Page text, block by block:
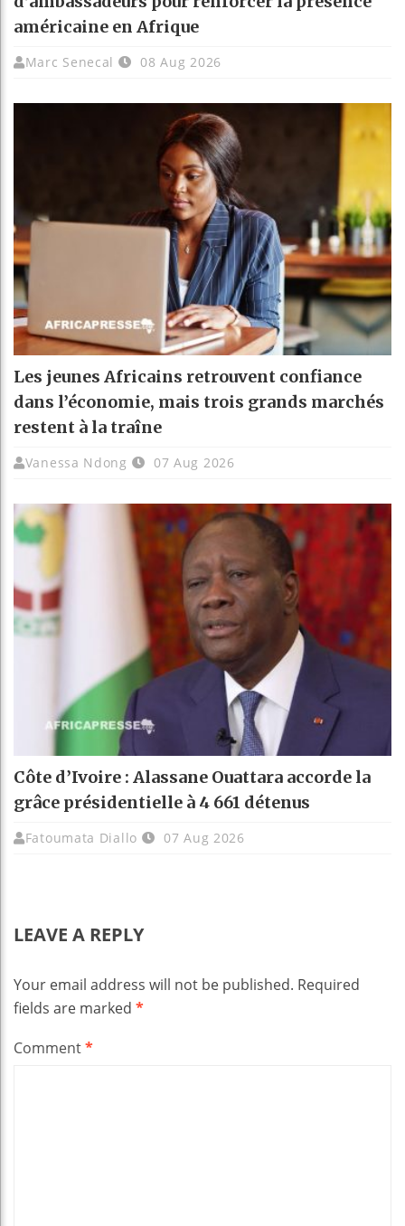
américaine en Afrique
Marc Senecal 08 Aug 2026
Les jeunes Africains retrouvent confiance
dans l’économie, mais trois grands marchés
restent à la traîne
Vanessa Ndong 07 Aug 2026
Côte d’Ivoire : Alassane Ouattara accorde la
grâce présidentielle à 4 661 détenus
Fatoumata Diallo 07 Aug 2026
LEAVE A REPLY
Your email address will not be published. Required
fields are marked *
Comment*